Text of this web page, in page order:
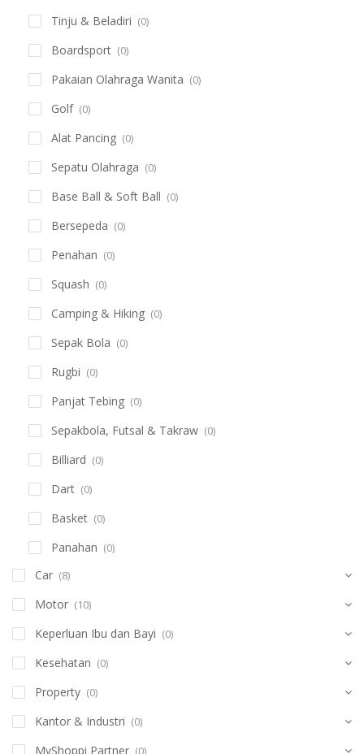
Tinju & Beladiri (0)
Boardsport (0)
Pakaian Olahraga Wanita (0)
Golf (0)
Alat Pancing (0)
Sepatu Olahraga (0)
Base Ball & Soft Ball (0)
Bersepeda (0)
Penahan (0)
Squash (0)
Camping & Hiking (0)
Sepak Bola (0)
Rugbi (0)
Panjat Tebing (0)
Sepakbola, Futsal & Takraw (0)
Billiard (0)
Dart (0)
Basket (0)
Panahan (0)
Car (8)
Motor (10)
Keperluan Ibu dan Bayi (0)
Kesehatan (0)
Property (0)
Kantor & Industri (0)
MyShoppi Partner (0)